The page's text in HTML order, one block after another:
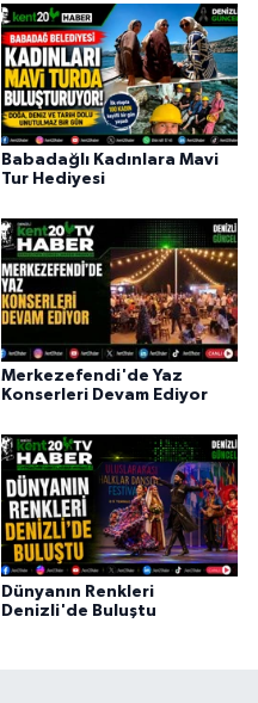
Babadağlı Kadınlara Mavi
Tur Hediyesi
Merkezefendi'de Yaz
Konserleri Devam Ediyor
Dünyanın Renkleri
Denizli'de Buluştu